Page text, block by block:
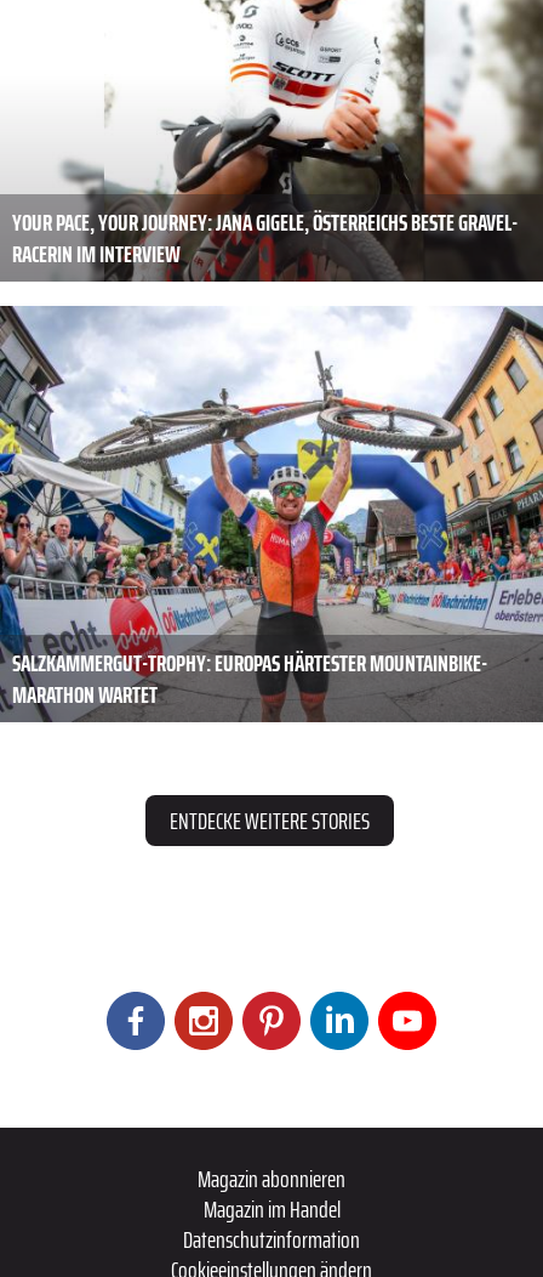
YOUR PACE, YOUR JOURNEY: JANA GIGELE, ÖSTERREICHS BESTE GRAVEL-
RACERIN IM INTERVIEW
SALZKAMMERGUT-TROPHY: EUROPAS HÄRTESTER MOUNTAINBIKE-
MARATHON WARTET
ENTDECKE WEITERE STORIES
Magazin abonnieren
Magazin im Handel
Datenschutzinformation